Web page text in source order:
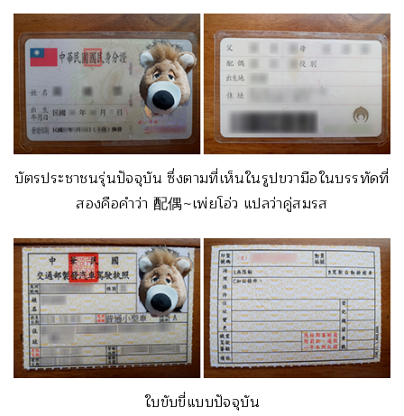
บัตรประชาชนรุ่นปัจจุบัน ซึ่งตามที่เห็นในรูปขวามือในบรรทัดที่
สองคือคำว่า 配偶~เพ่ยโอ่ว แปลว่าคู่สมรส
ใบขับขี่แบบปัจจุบัน